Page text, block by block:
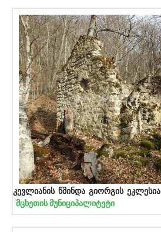
კევლიანის წმინდა გიორგის ეკლესია
მცხეთის მუნიციპალიტეტი